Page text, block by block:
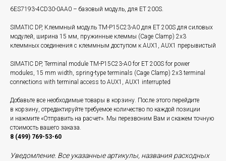
6ES7193-4CD30-0AA0 – базовый модуль, для ET 200S.
SIMATIC DP, Клеммный модуль TM-P15C23-A0 для ET 200S для силовых
модулей, ширина 15 мм, пружинные клеммы (Cage Clamp) 2x3
клеммных соединения с клеммным доступом к AUX1, AUX1 прерывистый
SIMATIC DP, Terminal module TM-P15C23-A0 for ET 200S for power
modules, 15 mm width, spring-type terminals (Cage Clamp) 2x3 terminal
connections with terminal access to AUX1, AUX1 interrupted
Добавьте все необходимые товары в корзину. После этого перейдите
в корзину, отредактируйте требуемое количество по каждой позиции
и нажмите «Отправить на расчет». Мы перезвоним Вам и скажем точную
стоимость вашего заказа.
8 (499) 769-53-60
Уведомление. Все указанные артикулы, названия расходных